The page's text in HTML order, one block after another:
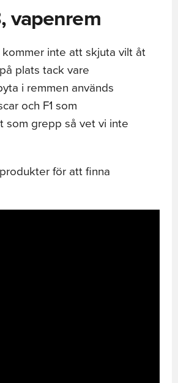
vapenrem
inte att skjuta vilt åt
plats tack vare
i remmen används
och F1 som
som grepp så vet vi inte
för att finna